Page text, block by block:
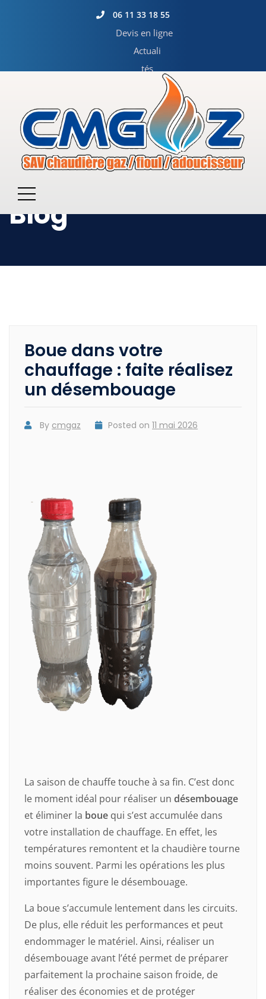
06 11 33 18 55
Devis en ligne
Actuali
tés
Blog
Boue dans votre
chauffage : faite réalisez
un désembouage
By cmgaz Posted on11 mai 2026
La saison de chauffe touche à sa fin. C’est donc
le moment idéal pour réaliser undésembouage
et éliminer la boue qui s’est accumulée dans
votre installation de chauffage. En effet, les
températures remontent et la chaudière tourne
moins souvent. Parmi les opérations les plus
importantes figure le désembouage.
La boue s’accumule lentement dans les circuits.
De plus, elle réduit les performances et peut
endommager le matériel. Ainsi, réaliser un
désembouage avant l’été permet de préparer
parfaitement la prochaine saison froide, de
réaliser des économies et de protéger